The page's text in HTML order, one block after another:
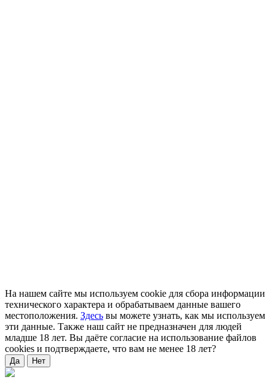
На нашем сайте мы используем cookie для сбора информации
технического характера и обрабатываем данные вашего
местоположения. Здесь вы можете узнать, как мы используем
эти данные. Также наш сайт не предназначен для людей
младше 18 лет. Вы даёте согласие на использование файлов
cookies и подтверждаете, что вам не менее 18 лет?
Да Нет